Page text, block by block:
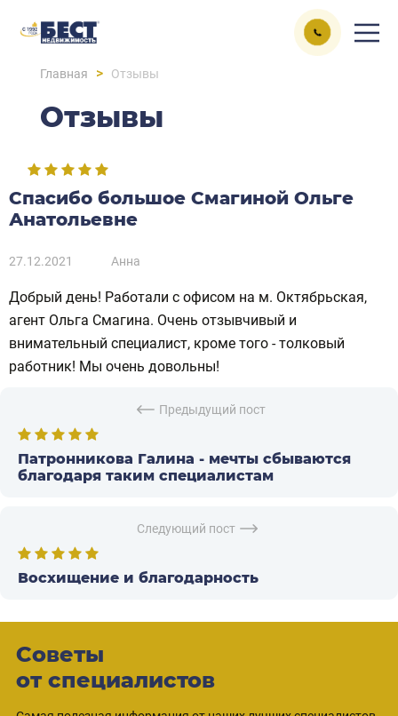
Главная > Отзывы
Отзывы
Спасибо большое Смагиной Ольге
Анатольевне
27.12.2021 Анна
Добрый день! Работали с офисом на м. Октябрьская,
агент Ольга Смагина. Очень отзывчивый и
внимательный специалист, кроме того - толковый
работник! Мы очень довольны!
Предыдущий пост
Патронникова Галина - мечты сбываются
благодаря таким специалистам
Следующий пост
Восхищение и благодарность
Советы
от специалистов